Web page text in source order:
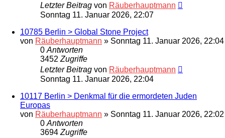
Letzter Beitrag von Räuberhauptmann
Sonntag 11. Januar 2026, 22:07
10785 Berlin > Global Stone Project
von Räuberhauptmann » Sonntag 11. Januar 2026, 22:04
0 Antworten
3452 Zugriffe
Letzter Beitrag von Räuberhauptmann
Sonntag 11. Januar 2026, 22:04
10117 Berlin > Denkmal für die ermordeten Juden
Europas
von Räuberhauptmann » Sonntag 11. Januar 2026, 22:02
0 Antworten
3694 Zugriffe